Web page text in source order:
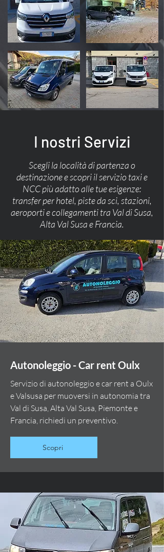
I nostri Servizi
Scegli la località di partenza o
destinazione e scopri il servizio taxi e
NCC più adatto alle tue esigenze:
transfer per hotel, piste da sci, stazioni,
aeroporti e collegamenti tra Val di Susa,
Alta Val Susa e Francia.
Autonoleggio - Car rent Oulx
Servizio di autonoleggio e car rent a Oulx
e Valsusa per muoversi in autonomia tra
Val di Susa, Alta Val Susa, Piemonte e
Francia, richiedi un preventivo.
Scopri